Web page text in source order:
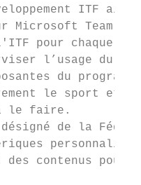
ITF
Microsoft Team)
pour chaque
l’usage du
du
le sport et
le faire.
de la
des contenus pour